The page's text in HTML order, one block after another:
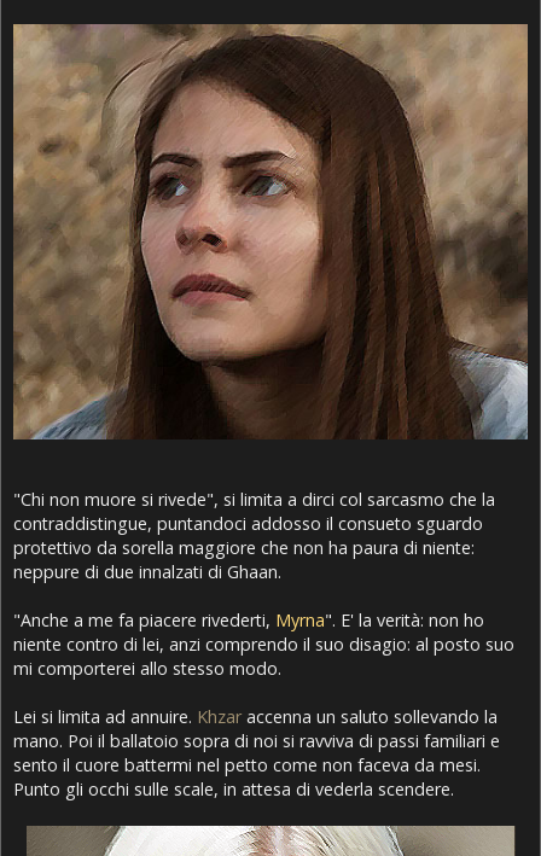
"Chi non muore si rivede", si limita a dirci col sarcasmo che la
contraddistingue, puntandoci addosso il consueto sguardo
protettivo da sorella maggiore che non ha paura di niente:
neppure di due innalzati di Ghaan.
"Anche a me fa piacere rivederti, Myrna". E' la verità: non ho
niente contro di lei, anzi comprendo il suo disagio: al posto suo
mi comporterei allo stesso modo.
Lei si limita ad annuire. Khzar accenna un saluto sollevando la
mano. Poi il ballatoio sopra di noi si ravviva di passi familiari e
sento il cuore battermi nel petto come non faceva da mesi.
Punto gli occhi sulle scale, in attesa di vederla scendere.